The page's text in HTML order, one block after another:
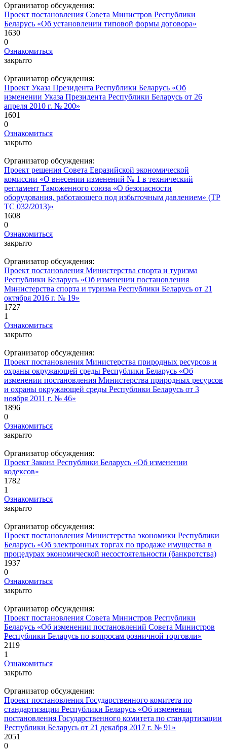
Организатор обсуждения:
Проект постановления Совета Министров Республики
Беларусь «Об установлении типовой формы договора»
1630
0
Ознакомиться
закрыто
Организатор обсуждения:
Проект Указа Президента Республики Беларусь «Об
изменении Указа Президента Республики Беларусь от 26
апреля 2010 г. № 200»
1601
0
Ознакомиться
закрыто
Организатор обсуждения:
Проект решения Совета Евразийской экономической
комиссии «О внесении изменений № 1 в технический
регламент Таможенного союза «О безопасности
оборудования, работающего под избыточным давлением» (ТР
ТС 032/2013)»
1608
0
Ознакомиться
закрыто
Организатор обсуждения:
Проект постановления Министерства спорта и туризма
Республики Беларусь «Об изменении постановления
Министерства спорта и туризма Республики Беларусь от 21
октября 2016 г. № 19»
1727
1
Ознакомиться
закрыто
Организатор обсуждения:
Проект постановления Министерства природных ресурсов и
охраны окружающей среды Республики Беларусь «Об
изменении постановления Министерства природных ресурсов
и охраны окружающей среды Республики Беларусь от 3
ноября 2011 г. № 46»
1896
0
Ознакомиться
закрыто
Организатор обсуждения:
Проект Закона Республики Беларусь «Об изменении
кодексов»
1782
1
Ознакомиться
закрыто
Организатор обсуждения:
Проект постановления Министерства экономики Республики
Беларусь «Об электронных торгах по продаже имущества в
процедурах экономической несостоятельнос­ти (банкротства)
1937
0
Ознакомиться
закрыто
Организатор обсуждения:
Проект постановления Совета Министров Республики
Беларусь «Об изменении постановлений Совета Министров
Республики Беларусь по вопросам розничной торговли»
2119
1
Ознакомиться
закрыто
Организатор обсуждения:
Проект постановления Государственного комитета по
стандартизации Республики Беларусь «Об изменении
постановления Государственного комитета по стандартизации
Республики Беларусь от 21 декабря 2017 г. № 91»
2051
0